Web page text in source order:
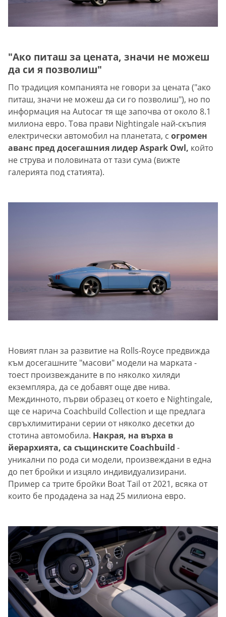
"Ако питаш за цената, значи не можеш
да си я позволиш"
По традиция компанията не говори за цената ("ако
питаш, значи не можеш да си го позволиш"), но по
информация на Autocar тя ще започва от около 8.1
милиона евро. Това прави Nightingale най-скъпия
електрически автомобил на планетата, с огромен
аванс пред досегашния лидер Aspark Owl, който
не струва и половината от тази сума (вижте
галерията под статията).
Новият план за развитие на Rolls-Royce предвижда
към досегашните "масови" модели на марката -
тоест произвежданите в по няколко хиляди
екземпляра, да се добавят още две нива.
Междинното, първи образец от което е Nightingale,
ще се нарича Coachbuild Collection и ще предлага
свръхлимитирани серии от няколко десетки до
стотина автомобила. Накрая, на върха в
йерархията, са същинските Coachbuild -
уникални по рода си модели, произвеждани в една
до пет бройки и изцяло индивидуализирани.
Пример са трите бройки Boat Tail от 2021, всяка от
които бе продадена за над 25 милиона евро.